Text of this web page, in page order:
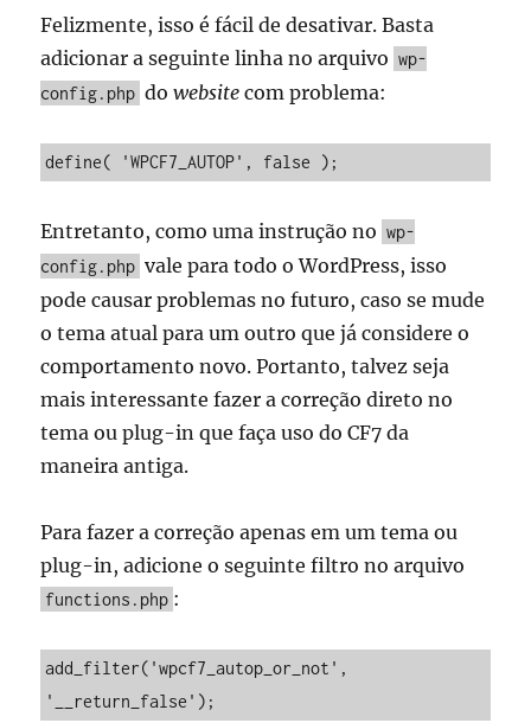
Felizmente, isso é fácil de desativar. Basta
adicionar a seguinte linha no arquivo wp-
config.php dowebsite com problema:
define( 'WPCF7_AUTOP', false );
Entretanto, como uma instrução no wp-
config.php vale para todo o WordPress, isso
pode causar problemas no futuro, caso se mude
o tema atual para um outro que já considere o
comportamento novo. Portanto, talvez seja
mais interessante fazer a correção direto no
tema ou plug-in que faça uso do CF7 da
maneira antiga.
Para fazer a correção apenas em um tema ou
plug-in, adicione o seguinte filtro no arquivo
functions.php :
add_filter('wpcf7_autop_or_not',
'__return_false');